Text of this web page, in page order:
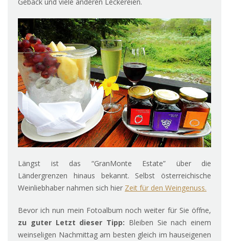
Gebäck und viele anderen Leckereien.
Längst ist das “GranMonte Estate” über die
Ländergrenzen hinaus bekannt. Selbst österreichische
Weinliebhaber nahmen sich hier Zeit für den Weingenuss.
Bevor ich nun mein Fotoalbum noch weiter für Sie öffne,
zu guter Letzt dieser Tipp: Bleiben Sie nach einem
weinseligen Nachmittag am besten gleich im hauseigenen